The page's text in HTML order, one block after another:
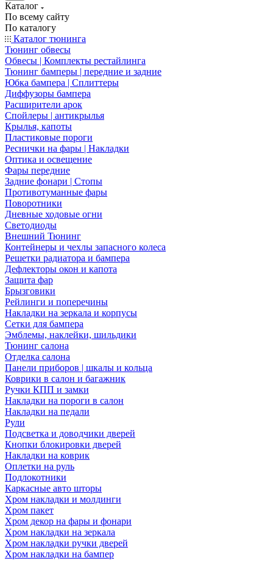
Каталог
По всему сайту
По каталогу
Каталог тюнинга
Тюнинг обвесы
Обвесы | Комплекты рестайлинга
Тюнинг бамперы | передние и задние
Юбка бампера | Сплиттеры
Диффузоры бампера
Расширители арок
Спойлеры | антикрылья
Крылья, капоты
Пластиковые пороги
Реснички на фары | Накладки
Оптика и освещение
Фары передние
Задние фонари | Стопы
Противотуманные фары
Поворотники
Дневные ходовые огни
Светодиоды
Внешний Тюнинг
Контейнеры и чехлы запасного колеса
Решетки радиатора и бампера
Дефлекторы окон и капота
Защита фар
Брызговики
Рейлинги и поперечины
Накладки на зеркала и корпусы
Сетки для бампера
Эмблемы, наклейки, шильдики
Тюнинг салона
Отделка салона
Панели приборов | шкалы и кольца
Коврики в салон и багажник
Ручки КПП и замки
Накладки на пороги в салон
Накладки на педали
Рули
Подсветка и доводчики дверей
Кнопки блокировки дверей
Накладки на коврик
Оплетки на руль
Подлокотники
Каркасные авто шторы
Хром накладки и молдинги
Хром пакет
Хром декор на фары и фонари
Хром накладки на зеркала
Хром накладки ручки дверей
Хром накладки на бампер